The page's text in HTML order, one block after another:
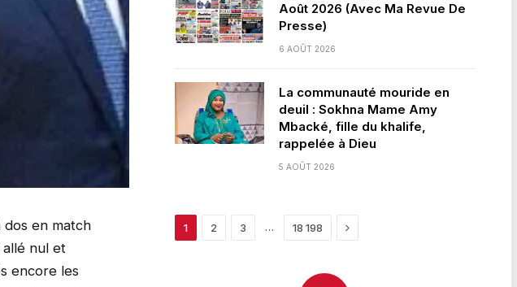
dos en match
allé nul et
encore les
Août 2026 (Avec Ma Revue De
Presse)
6 AOÛT 2026
La communauté mouride en
deuil : Sokhna Mame Amy
Mbacké, fille du khalife,
rappelée à Dieu
5 AOÛT 2026
1 2 3 … 18 198 Next